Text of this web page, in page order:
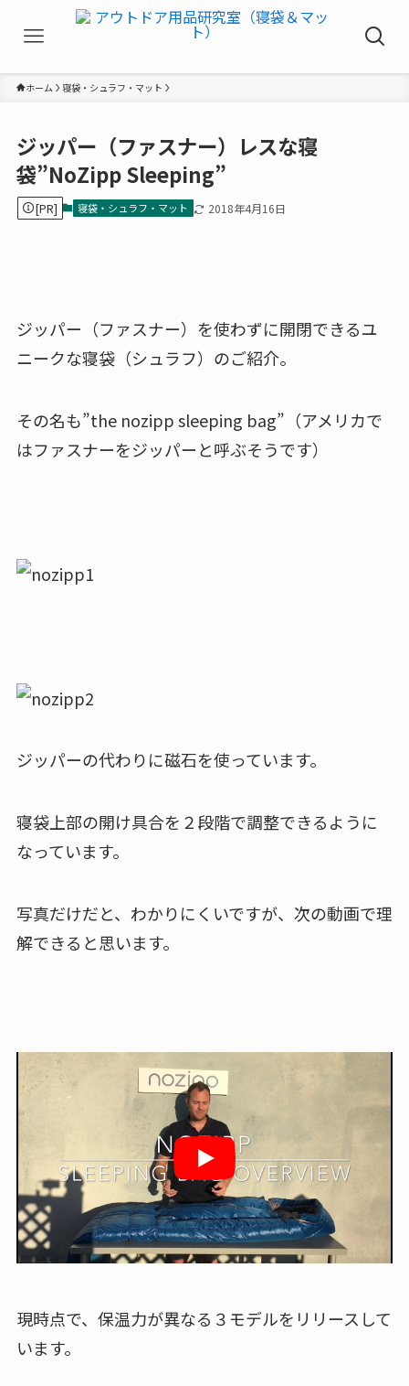
ホーム 寝袋・シュラフ・マット
ジッパー（ファスナー）レスな寝
袋”NoZipp Sleeping”
[PR] 寝袋・シュラフ・マット 2018年4月16日
ジッパー（ファスナー）を使わずに開閉できるユ
ニークな寝袋（シュラフ）のご紹介。
その名も”the nozipp sleeping bag”（アメリカで
はファスナーをジッパーと呼ぶそうです）
ジッパーの代わりに磁石を使っています。
寝袋上部の開け具合を２段階で調整できるように
なっています。
写真だけだと、わかりにくいですが、次の動画で理
解できると思います。
現時点で、保温力が異なる３モデルをリリースして
います。